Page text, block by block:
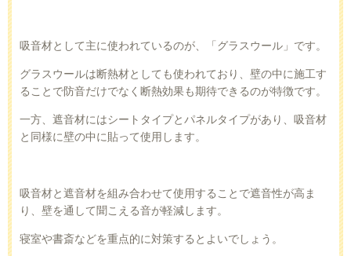
吸音材として主に使われているのが、「グラスウール」です。
グラスウールは断熱材としても使われており、壁の中に施工す
ることで防音だけでなく断熱効果も期待できるのが特徴です。
一方、遮音材にはシートタイプとパネルタイプがあり、吸音材
と同様に壁の中に貼って使用します。
吸音材と遮音材を組み合わせて使用することで遮音性が高ま
り、壁を通して聞こえる音が軽減します。
寝室や書斎などを重点的に対策するとよいでしょう。